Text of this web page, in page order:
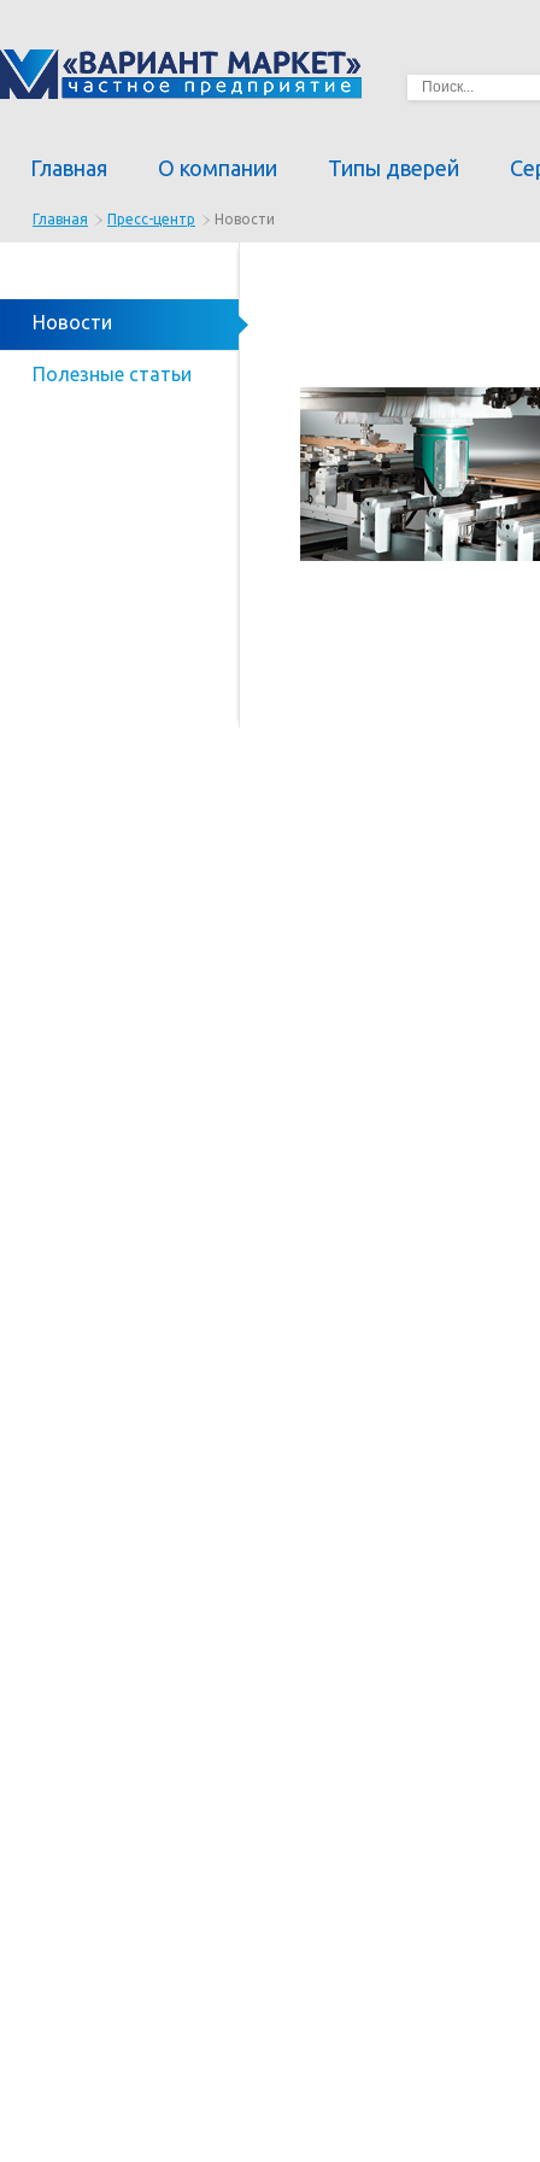
Главная О компании Типы дверей
Главная Пресс-центр Новости
Новости
Полезные статьи